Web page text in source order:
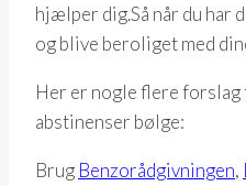
hjælper dig.Så når du har
og blive beroliget med
Her er nogle flere
abstinenser bølge:
Brug Benzorådgivningen,